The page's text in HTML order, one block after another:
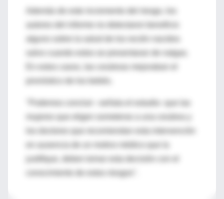
Además de este incremento del riesgo, los
alguno sobre la salud de los recién nacidos
salvo cuando estos se presentaran de nalgas.
mujeres que eligen someterse a una cesárea y
justifique, deben tomar esta decisión con el
conocimiento de estos riesgos".